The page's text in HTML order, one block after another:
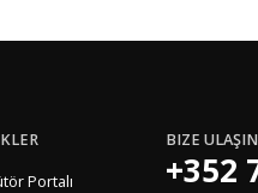
Portalı
BIZE ULAŞIN
+352